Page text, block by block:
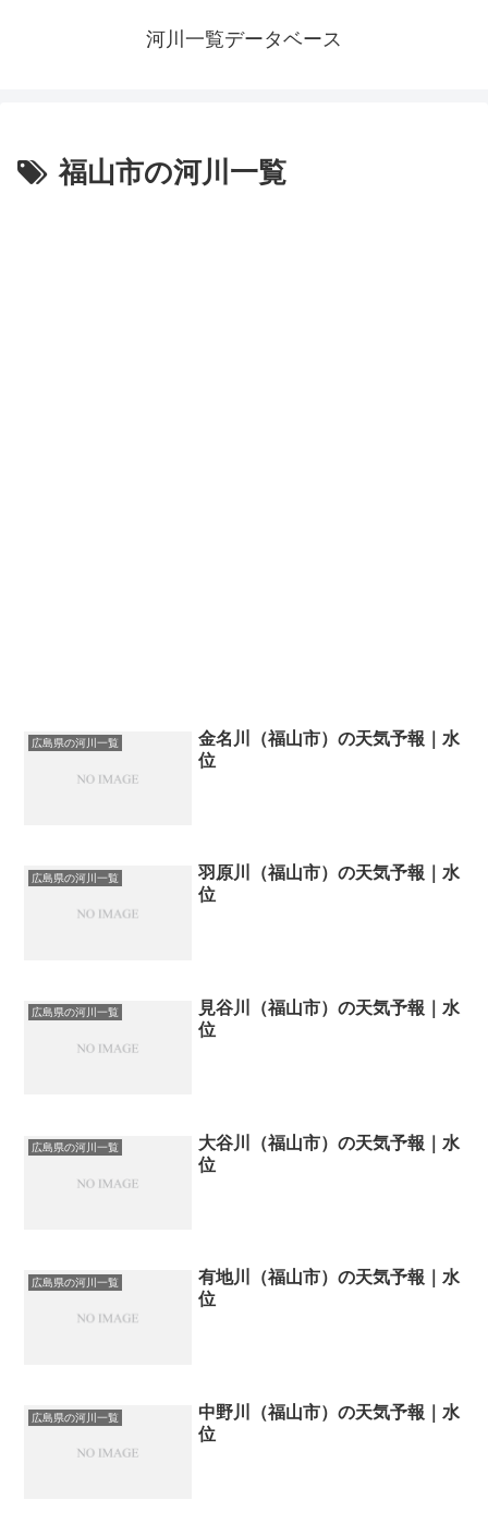
河川一覧データベース
福山市の河川一覧
広島県の河川一覧
金名川（福山市）の天気予報｜水
位
広島県の河川一覧
羽原川（福山市）の天気予報｜水
位
広島県の河川一覧
見谷川（福山市）の天気予報｜水
位
広島県の河川一覧
大谷川（福山市）の天気予報｜水
位
広島県の河川一覧
有地川（福山市）の天気予報｜水
位
広島県の河川一覧
中野川（福山市）の天気予報｜水
位